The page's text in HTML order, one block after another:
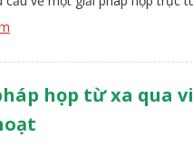
nên cấp thiết hơn bao giờ hết.
họp từ xa qua